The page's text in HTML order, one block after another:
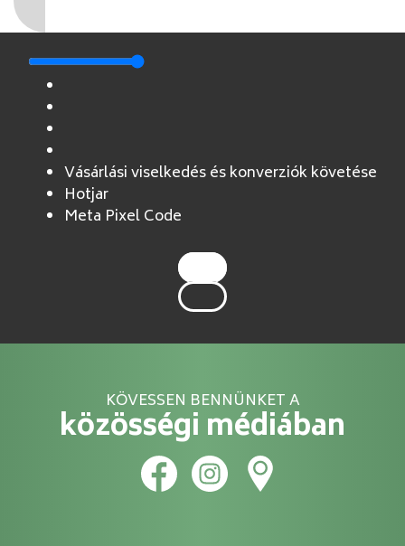
Vásárlási viselkedés és konverziók követése
Hotjar
Meta Pixel Code
KÖVESSEN BENNÜNKET A
közösségi médiában